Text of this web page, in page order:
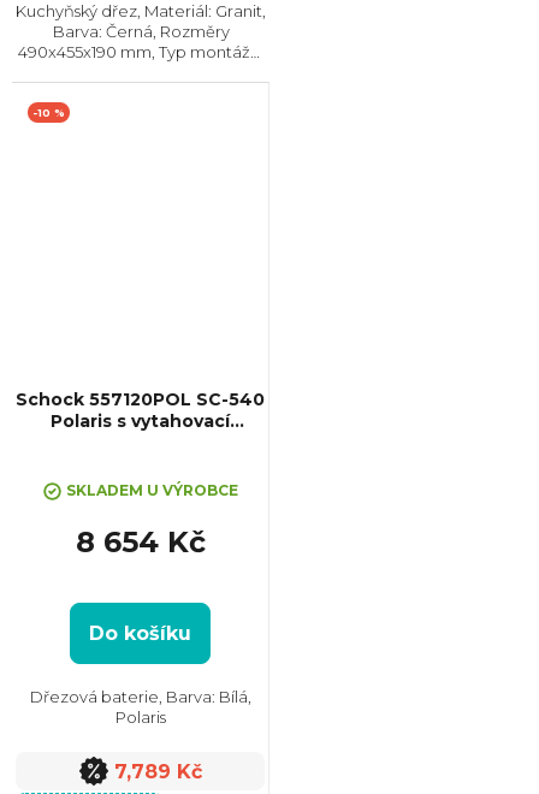
Kuchyňský dřez, Materiál: Granit,
Barva: Černá, Rozměry
490x455x190 mm, Typ montáže:
-10 %
Schock 557120POL SC-540
Polaris s vytahovací
SKLADEM U VÝROBCE
8 654 Kč
Do košíku
Dřezová baterie, Barva: Bílá,
Polaris
7,789 Kč